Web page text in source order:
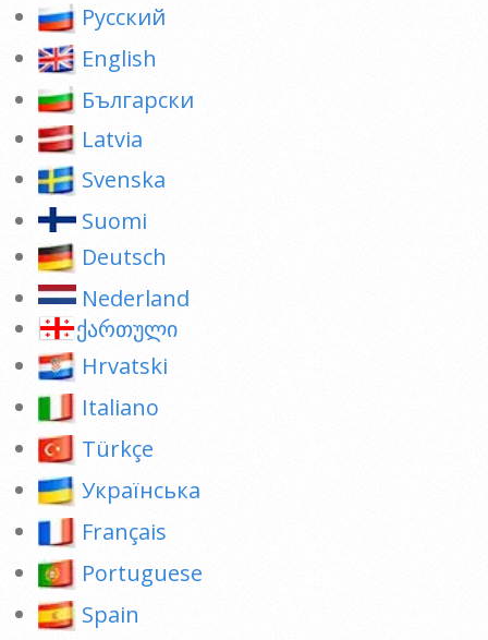
Pусский
English
Български
Latvia
Svenska
Suomi
Deutsch
Nederland
ქართული
Hrvatski
Italiano
Türkçe
Українська
Français
Portuguese
Spain